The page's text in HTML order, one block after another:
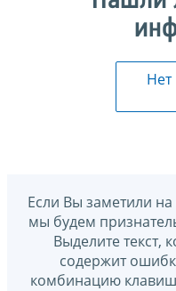
Нет
Если Вы заметили на
мы будем
Выделите
содержит
комбинацию